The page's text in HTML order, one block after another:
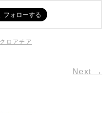
クロアチア
Next →